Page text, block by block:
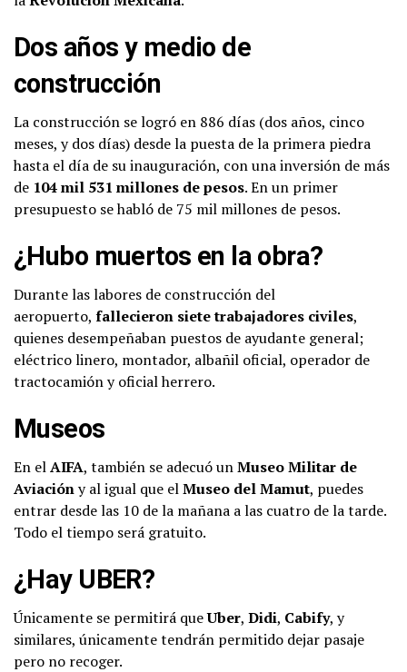
Dos años y medio de
construcción
La construcción se logró en 886 días (dos años, cinco
meses, y dos días) desde la puesta de la primera piedra
hasta el día de su inauguración, con una inversión de más
de 104 mil 531 millones de pesos. En un primer
presupuesto se habló de 75 mil millones de pesos.
¿Hubo muertos en la obra?
Durante las labores de construcción del
aeropuerto, fallecieron siete trabajadores civiles,
quienes desempeñaban puestos de ayudante general;
eléctrico linero, montador, albañil oficial, operador de
tractocamión y oficial herrero.
Museos
En elAIFA, también se adecuó unMuseo Militar de
Aviacióny al igual que elMuseo del Mamut, puedes
entrar desde las 10 de la mañana a las cuatro de la tarde.
Todo el tiempo será gratuito.
¿Hay UBER?
Únicamente se permitirá queUber, Didi, Cabify, y
similares, únicamente tendrán permitido dejar pasaje
pero no recoger.